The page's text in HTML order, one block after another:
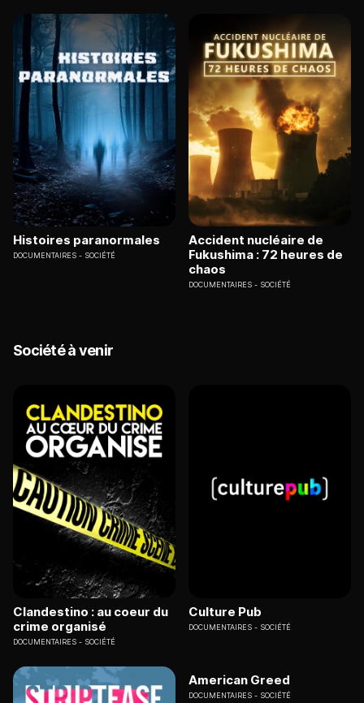
Histoires paranormales
DOCUMENTAIRES SOCIÉTÉ
Accident nucléaire de
Fukushima : 72 heures de
chaos
DOCUMENTAIRES SOCIÉTÉ
Société à venir
Clandestino : au coeur du
crime organisé
DOCUMENTAIRES SOCIÉTÉ
Culture Pub
DOCUMENTAIRES SOCIÉTÉ
American Greed
DOCUMENTAIRES SOCIÉTÉ